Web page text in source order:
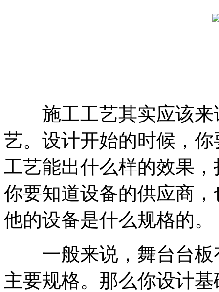
施工工艺其实应该来
艺。设计开始的时候，
工艺能出什么样的效果
你要知道设备的供应商
他的设备是什么规格的。
一般来说，舞台台板
主要规格。那么你设计